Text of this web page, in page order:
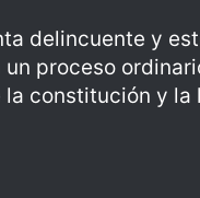
delincuente y
proceso
la constitución y la